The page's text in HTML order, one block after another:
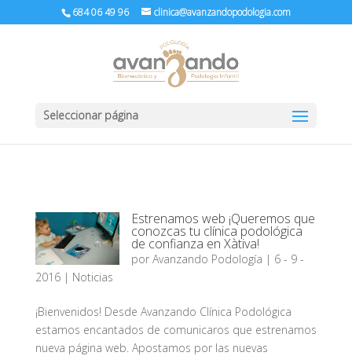
684 06 49 96 clinica@avanzandopodologia.com
Seleccionar página
Estrenamos web ¡Queremos que
conozcas tu clínica podológica
de confianza en Xàtiva!
porAvanzando Podología | 6 - 9 -
2016| Noticias
¡Bienvenidos! Desde Avanzando Clínica Podológica
estamos encantados de comunicaros que estrenamos
nueva página web. Apostamos por las nuevas